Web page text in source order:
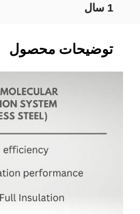
1 سال
توضیحات محصول